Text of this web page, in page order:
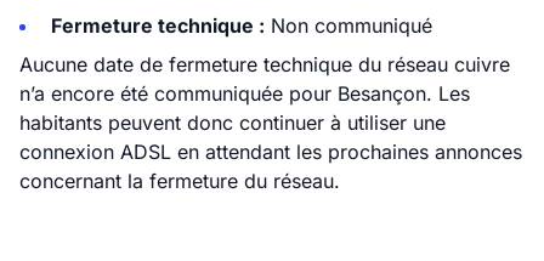
Fermeture technique : Non communiqué
Aucune date de fermeture technique du réseau cuivre
n’a encore été communiquée pour Besançon. Les
habitants peuvent donc continuer à utiliser une
connexion ADSL en attendant les prochaines annonces
concernant la fermeture du réseau.